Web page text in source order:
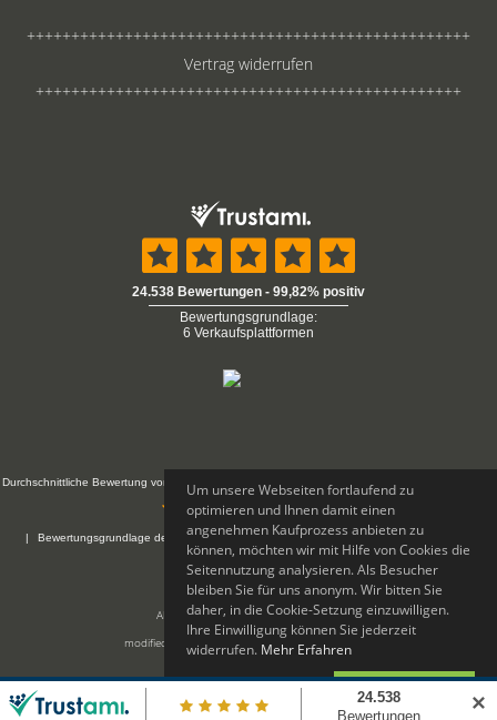
++++++++++++++++++++++++++++++++++++++++++++++++++
Vertrag widerrufen
++++++++++++++++++++++++++++++++++++++++++++++++
Durchschnittliche Bewertung von Aktiona UG (haftungsbeschränkt) & Co. KG bei Trustami:
mit24.538Bewertungen
| Bewertungsgrundlage des Anbieters: 6 Verkaufsplattformen | TOP 25%
Jahre Erfahrung
Aktiona Shop © 2026 |Florida Digital
modified eCommerce Shopsoftware © 2009-2026
Um unsere Webseiten fortlaufend zu
optimieren und Ihnen damit einen
angenehmen Kaufprozess anbieten zu
können, möchten wir mit Hilfe von Cookies die
Seitennutzung analysieren. Als Besucher
bleiben Sie für uns anonym. Wir bitten Sie
daher, in die Cookie-Setzung einzuwilligen.
Ihre Einwilligung können Sie jederzeit
widerrufen. Mehr Erfahren
Akzeptieren
✕